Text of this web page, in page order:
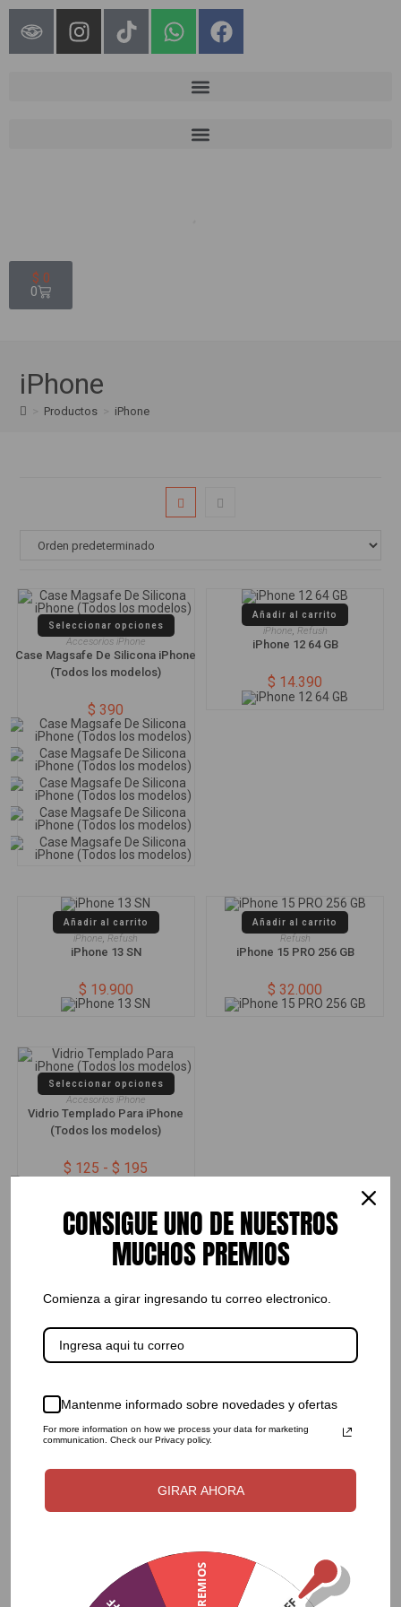
$ 0
0
iPhone
Productos iPhone
Seleccionar opciones
Accesorios iPhone
Case Magsafe De Silicona iPhone
(Todos los modelos)
$ 390
Añadir al carrito
iPhone, Refush
iPhone 12 64 GB
$ 14.390
Añadir al carrito
iPhone,Refush
iPhone 13 SN
$ 19.900
Añadir al carrito
Refush
iPhone 15 PRO 256 GB
$ 32.000
Seleccionar opciones
Accesorios iPhone
Vidrio Templado Para iPhone
(Todos los modelos)
$ 125 - $ 195
FILTRAR
CATEGORÍAS DE PRODUCTOS
CONSIGUE UNO DE NUESTROS
MUCHOS PREMIOS
Comienza a girar ingresando tu correo electronico.
Mantenme informado sobre novedades y ofertas
For more information on how we process your data for marketing
communication. Check our Privacy policy.
GIRAR AHORA